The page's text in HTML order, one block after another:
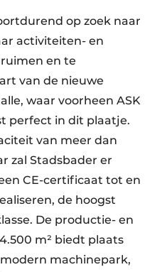
op zoek naar
activiteiten- en
en te
van de nieuwe
waar voorheen ASK
perfect in dit plaatje.
van meer dan
zal Stadsbader er
CE-certificaat tot en
de hoogst
De productie- en
m² biedt plaats
machinepark,